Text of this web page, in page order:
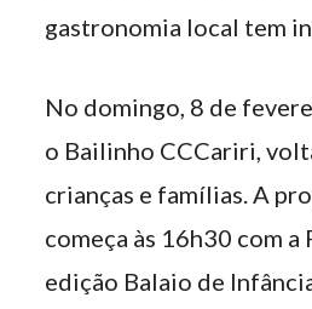
gastronomia local tem
No domingo, 8 de
o Bailinho CCCariri,
crianças e famílias. A
começa às 16h30 com a
edição Balaio de